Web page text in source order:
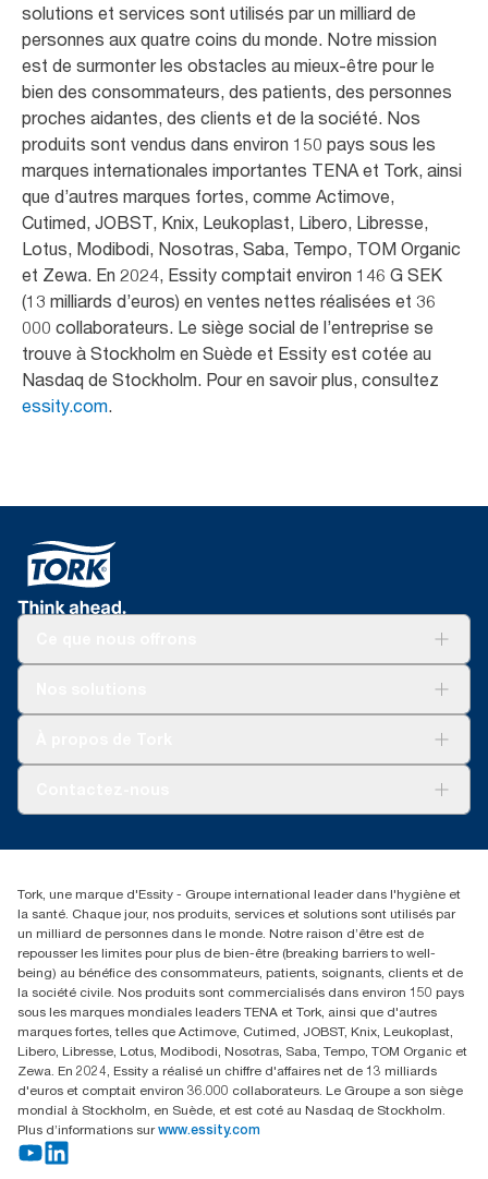
solutions et services sont utilisés par un milliard de
personnes aux quatre coins du monde. Notre mission
est de surmonter les obstacles au mieux-être pour le
bien des consommateurs, des patients, des personnes
proches aidantes, des clients et de la société. Nos
produits sont vendus dans environ 150 pays sous les
marques internationales importantes TENA et Tork, ainsi
que d’autres marques fortes, comme Actimove,
Cutimed, JOBST, Knix, Leukoplast, Libero, Libresse,
Lotus, Modibodi, Nosotras, Saba, Tempo, TOM Organic
et Zewa. En 2024, Essity comptait environ 146 G SEK
(13 milliards d’euros) en ventes nettes réalisées et 36
000 collaborateurs. Le siège social de l’entreprise se
trouve à Stockholm en Suède et Essity est cotée au
Nasdaq de Stockholm. Pour en savoir plus, consultez
essity.com.
(866) 722-8675
Tork, une marque d'Essity - Groupe international leader dans l'hygiène et
la santé. Chaque jour, nos produits, services et solutions sont utilisés par
un milliard de personnes dans le monde. Notre raison d’être est de
repousser les limites pour plus de bien-être (breaking barriers to well-
being) au bénéfice des consommateurs, patients, soignants, clients et de
la société civile. Nos produits sont commercialisés dans environ 150 pays
sous les marques mondiales leaders TENA et Tork, ainsi que d'autres
marques fortes, telles que Actimove, Cutimed, JOBST, Knix, Leukoplast,
Libero, Libresse, Lotus, Modibodi, Nosotras, Saba, Tempo, TOM Organic et
Zewa. En 2024, Essity a réalisé un chiffre d'affaires net de 13 milliards
d'euros et comptait environ 36.000 collaborateurs. Le Groupe a son siège
mondial à Stockholm, en Suède, et est coté au Nasdaq de Stockholm.
Plus d’informations sur www.essity.com